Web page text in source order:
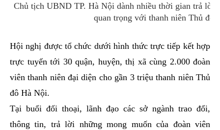
Chủ tịch UBND TP. Hà Nội dành nhiều thời gian trả
quan trọng với thanh niên Thủ
Hội nghị được tổ chức dưới hình thức trực tiếp kết hợp
trực tuyến tới 30 quận, huyện, thị xã cùng 2.000 đoàn
viên thanh niên đại diện cho gần 3 triệu thanh niên Thủ
đô Hà Nội.
Tại buổi đối thoại, lãnh đạo các sở ngành trao đổi,
thông tin, trả lời những mong muốn của đoàn viên